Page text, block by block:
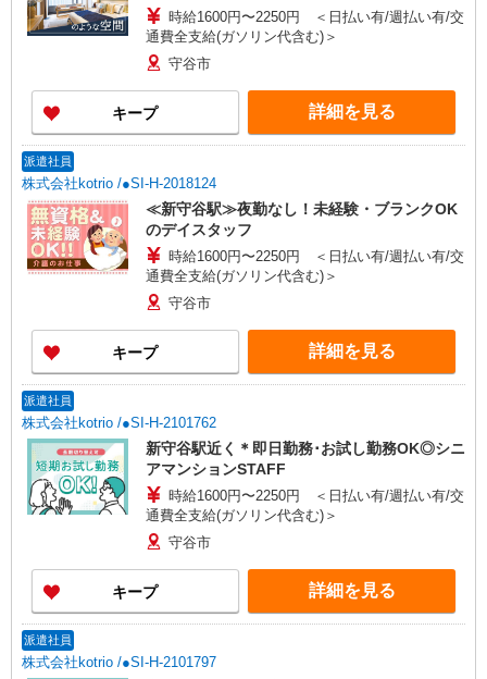
時給1600円〜2250円 ＜日払い有/週払い有/交
通費全支給(ガソリン代含む)＞
守谷市
キープ 詳細を見る
派遣社員
株式会社kotrio /●SI-H-2018124
≪新守谷駅≫夜勤なし！未経験・ブランクOK
のデイスタッフ
時給1600円〜2250円 ＜日払い有/週払い有/交
通費全支給(ガソリン代含む)＞
守谷市
キープ 詳細を見る
派遣社員
株式会社kotrio /●SI-H-2101762
新守谷駅近く＊即日勤務･お試し勤務OK◎シニ
アマンションSTAFF
時給1600円〜2250円 ＜日払い有/週払い有/交
通費全支給(ガソリン代含む)＞
守谷市
キープ 詳細を見る
派遣社員
株式会社kotrio /●SI-H-2101797